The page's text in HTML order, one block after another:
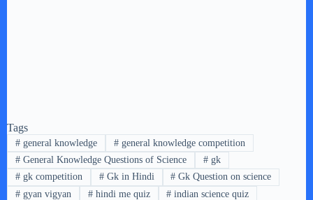
Tags
#general knowledge #general knowledge competition
#General Knowledge Questions of Science #gk
#gk competition #Gk in Hindi # Gk Question on science
#gyan vigyan #hindi me quiz # indian science quiz